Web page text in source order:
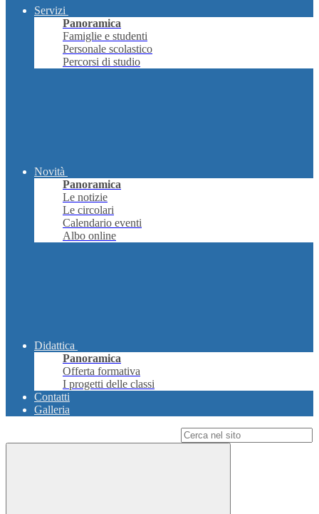
Servizi
Panoramica
Famiglie e studenti
Personale scolastico
Percorsi di studio
Novità
Panoramica
Le notizie
Le circolari
Calendario eventi
Albo online
Didattica
Panoramica
Offerta formativa
I progetti delle classi
Contatti
Galleria